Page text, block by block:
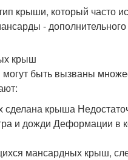
крыши, который часто
-
крыш
быть вызваны
крыша
и дожди Деформации в
мансардных крыш,